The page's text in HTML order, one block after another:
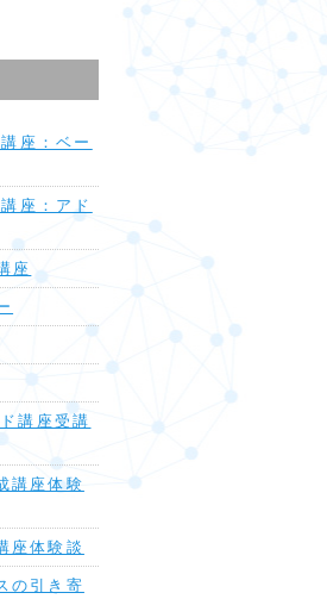
座：ベー
座：アド
座
講座受講
講座体験
座体験談
の引き寄